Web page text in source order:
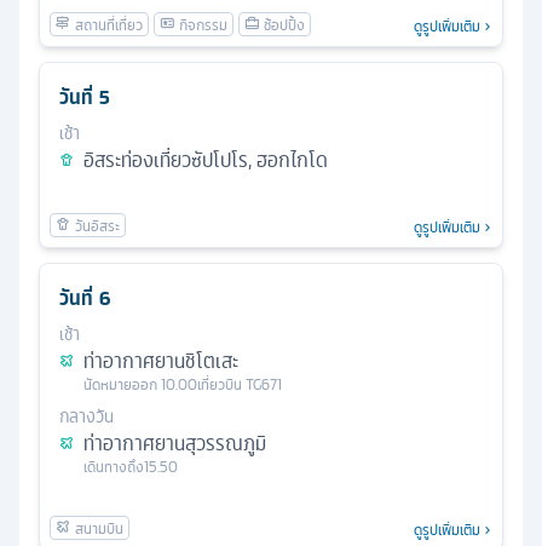
ดูรูปเพิ่มเติม
วันที่ 5
เช้า
อิสระท่องเที่ยวซัปโปโร, ฮอกไกโด
ดูรูปเพิ่มเติม
วันที่ 6
เช้า
ท่าอากาศยานชิโตเสะ
นัดหมายออก10.00เที่ยวบิน TG671
กลางวัน
ท่าอากาศยานสุวรรณภูมิ
เดินทางถึง15.50
ดูรูปเพิ่มเติม